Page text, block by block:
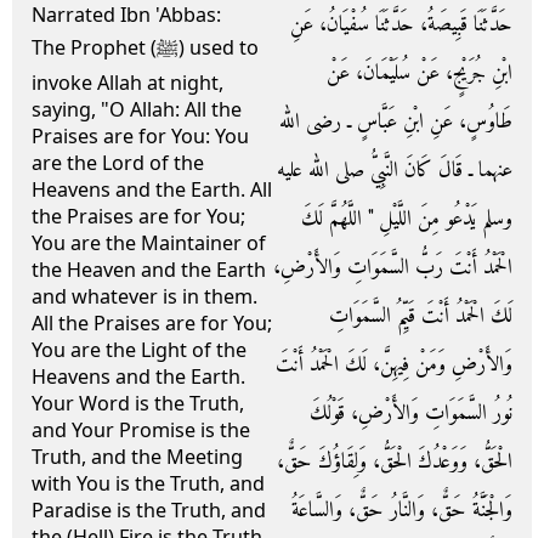
Narrated Ibn 'Abbas:
The Prophet (ﷺ) used to
invoke Allah at night,
saying, "O Allah: All the
Praises are for You: You
are the Lord of the
Heavens and the Earth. All
the Praises are for You;
You are the Maintainer of
the Heaven and the Earth
and whatever is in them.
All the Praises are for You;
You are the Light of the
Heavens and the Earth.
Your Word is the Truth,
and Your Promise is the
Truth, and the Meeting
with You is the Truth, and
Paradise is the Truth, and
حَدَّثَنَا قَبِيصَةُ، حَدَّثَنَا سُفْيَانُ، عَنِ
ابْنِ جُرَيْجٍ، عَنْ سُلَيْمَانَ، عَنْ
طَاوُسٍ، عَنِ ابْنِ عَبَّاسٍ ـ رضى الله
عنهما ـ قَالَ كَانَ النَّبِيُّ صلى الله عليه
وسلم يَدْعُو مِنَ اللَّيْلِ ‏"‏ اللَّهُمَّ لَكَ
الْحَمْدُ أَنْتَ رَبُّ السَّمَوَاتِ وَالأَرْضِ،
لَكَ الْحَمْدُ أَنْتَ قَيِّمُ السَّمَوَاتِ
وَالأَرْضِ وَمَنْ فِيهِنَّ، لَكَ الْحَمْدُ أَنْتَ
نُورُ السَّمَوَاتِ وَالأَرْضِ، قَوْلُكَ
الْحَقُّ، وَوَعْدُكَ الْحَقُّ، وَلِقَاؤُكَ حَقٌّ،
وَالْجَنَّةُ حَقٌّ، وَالنَّارُ حَقٌّ، وَالسَّاعَةُ